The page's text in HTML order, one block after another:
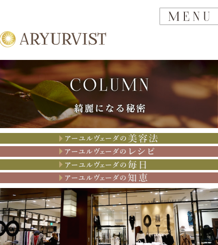
アーユルヴェーダの美容法
アーユルヴェーダのレシピ
アーユルヴェーダの思考
アーユルヴェーダの知恵